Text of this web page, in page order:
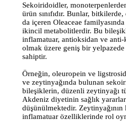
Sekoiridoidler,
ürün sınıfıdır. Bunlar,
da içeren Oleaceae
ikincil metabolitlerdir. Bu
inflamatuar, antioksidan ve
olmak üzere geniş bir
sahiptir.
Örneğin, oleuropein ve
ve zeytinyağında bulunan
bileşiklerin, düzenli zeytinyağı
Akdeniz diyetinin sağlık
düşünülmektedir.
inflamatuar özelliklerinde rol